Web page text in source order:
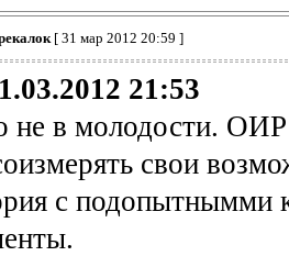
[ 31 мар 2012 20:59 ]
21:53
не в молодости.
свои
с подопытнымми